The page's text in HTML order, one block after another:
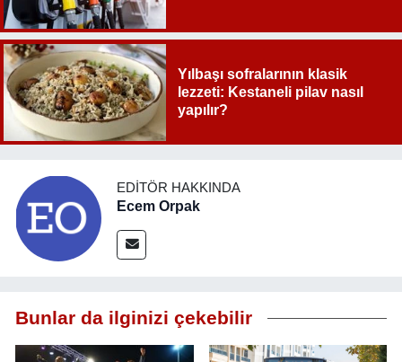
Yılbaşı sofralarının klasik
lezzeti: Kestaneli pilav nasıl
yapılır?
EDITÖR HAKKINDA
Ecem Orpak
Bunlar da ilginizi çekebilir